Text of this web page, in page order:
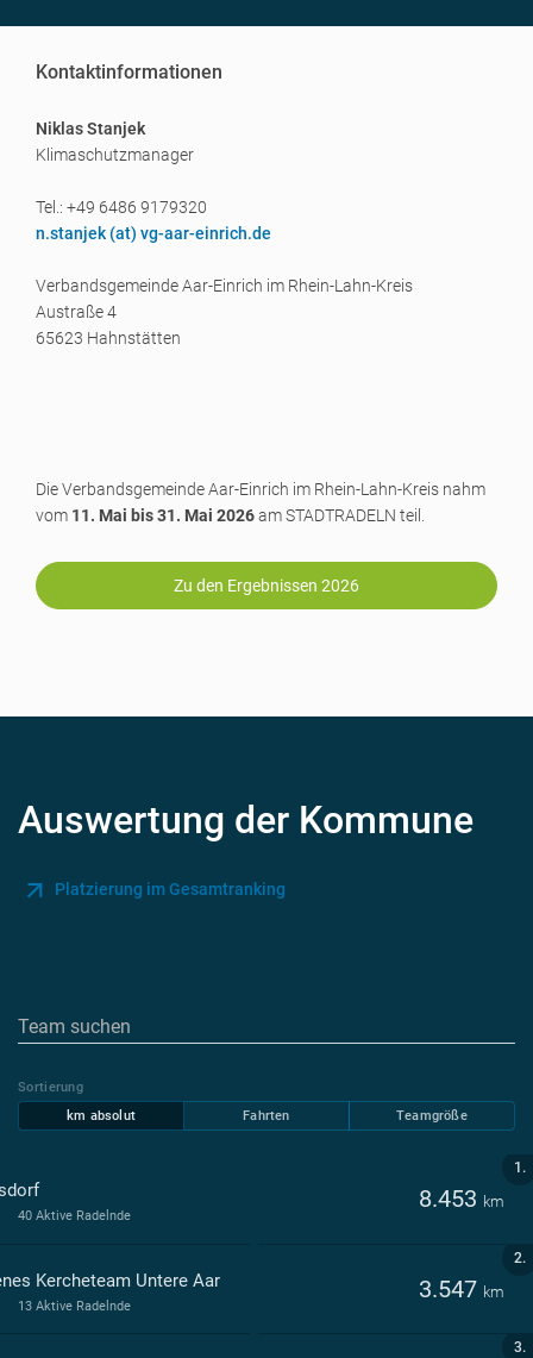
Kontaktinformationen
Niklas Stanjek
Klimaschutzmanager
Tel.: +49 6486 9179320
n.stanjek (at) vg-aar-einrich.de
Verbandsgemeinde Aar-Einrich im Rhein-Lahn-Kreis
Austraße 4
65623 Hahnstätten
Die Verbandsgemeinde Aar-Einrich im Rhein-Lahn-Kreis nahm
vom 11. Mai bis 31. Mai 2026am STADTRADELN teil.
Zu den Ergebnissen 2026
Auswertung der Kommune
Platzierung im Gesamtranking
Sortierung
km absolut
Fahrten Teamgröße
1.
8.453 km
40 Aktive Radelnde
2.
Kercheteam Untere Aar 3.547 km
13 Aktive Radelnde
3.